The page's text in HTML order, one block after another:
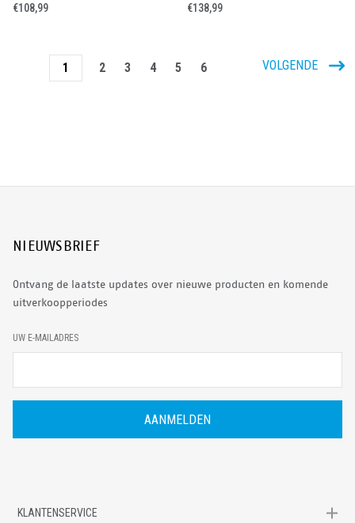
€108,99 €138,99
1 2 3 4 5 6 VOLGENDE
NIEUWSBRIEF
Ontvang de laatste updates over nieuwe producten en komende
uitverkoopperiodes
E
-
M
A
D
UW E-MAILADRES
KLANTENSERVICE